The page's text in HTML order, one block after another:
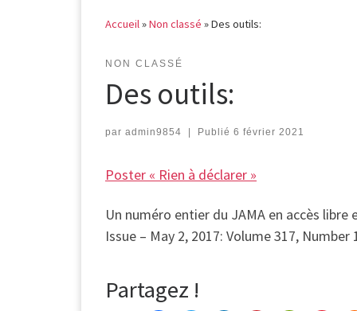
Accueil»Non classé »Des outils:
NON CLASSÉ
Des outils:
par admin9854 Publié 6 février 2021
Poster « Rien à déclarer »
Un numéro entier du JAMA en accès
Issue – May 2, 2017: Volume 317, Number
Partagez !